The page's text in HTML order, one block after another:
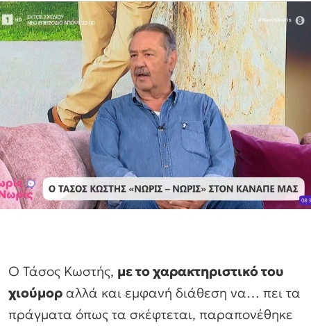
Ο Τάσος Κωστής, με το χαρακτηριστικό του
χιούμορ αλλά και εμφανή διάθεση να… πει τα
πράγματα όπως τα σκέφτεται, παραπονέθηκε